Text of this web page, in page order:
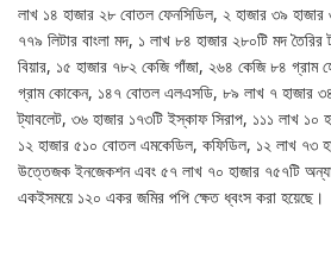
লাখ ১৪ হাজার ২৮ বোতল ফেনসিডিল, ২ হাজার ৩৯
৭৭৯ লিটার বাংলা মদ, ১ লাখ ৮৪ হাজার ২৮০টি মদ
বিয়ার, ১৫ হাজার ৭৮২ কেজি গাঁজা, ২৬৪ কেজি ৮৪ গ্রাম
গ্রাম কোকেন, ১৪৭ বোতল এলএসডি, ৮৯ লাখ ৭ হাজার
ট্যাবলেট, ৩৬ হাজার ১৭৩টি ইস্কাফ সিরাপ, ১১১ লাখ ১০
১২ হাজার ৫১০ বোতল এমকেডিল, কফিডিল, ১২ লাখ ৭৩
উত্তেজক ইনজেকশন এবং ৫৭ লাখ ৭০ হাজার ৭৫৭টি
একইসময়ে ১২০ একর জমির পপি ক্ষেত ধ্বংস করা হয়েছে।